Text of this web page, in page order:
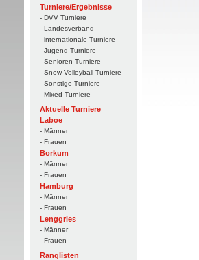
Turniere/Ergebnisse
- DVV Turniere
- Landesverband
- internationale Turniere
- Jugend Turniere
- Senioren Turniere
- Snow-Volleyball Turniere
- Sonstige Turniere
- Mixed Turniere
Aktuelle Turniere
Laboe
- Männer
- Frauen
Borkum
- Männer
- Frauen
Hamburg
- Männer
- Frauen
Lenggries
- Männer
- Frauen
Ranglisten